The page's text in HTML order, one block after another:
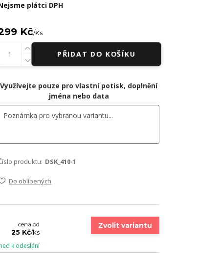
plátci DPH
Kč/Ks
PŘIDAT DO KOŠÍKU
Využívejte pouze pro vlastní potisk, doplnění
jména nebo data
produktu: DSK_410-1
Do oblíbených
cena od
25 Kč/ks
k odeslání
Zvolit variantu